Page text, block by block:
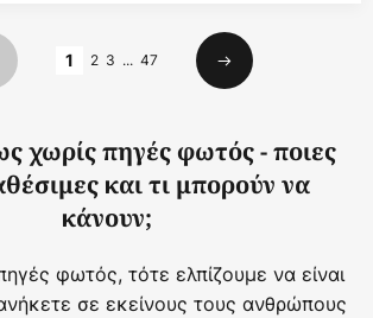
1 2 3 ... 47
Επόμενο
χωρίς πηγές φωτός - ποιες
και τι μπορούν να
κάνουν;
φωτός, τότε ελπίζουμε να είναι
σε εκείνους τους ανθρώπους